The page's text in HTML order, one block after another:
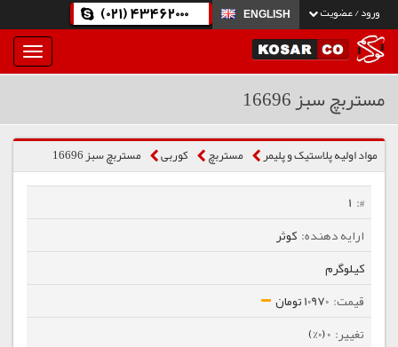
ورود / عضویت ENGLISH
(021) 43462000
بار
و
مستربچ سبز 16696
مواد اولیه پلاستیک و پلیمر مستربچ كوربی مستربچ سبز 16696
1
کوثر
کیلوگرم
10970 تومان
0 (0%)